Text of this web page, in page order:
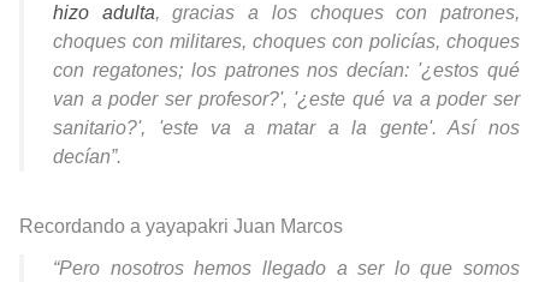
hizo adulta, gracias a los choques con patrones,
choques con militares, choques con policías, choques
con regatones; los patrones nos decían: '¿estos qué
van a poder ser profesor?', '¿este qué va a poder ser
sanitario?', 'este va a matar a la gente'. Así nos
decían”.
Recordando a yayapakri Juan Marcos
“Pero nosotros hemos llegado a ser lo que somos